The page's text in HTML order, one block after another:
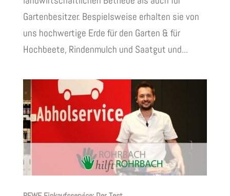
Gartenbesitzer. Bespielsweise erhalten sie von
uns hochwertige Erde für den Garten & für
Hochbeete, Rindenmulch und Saatgut und...